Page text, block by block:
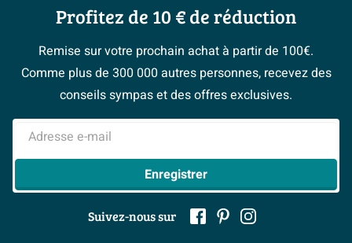
Garantie & réclamations
Politique d’avis
> Service client
Les bons tuyaux
Espace bricolage
> Espace Conseil
Moodboards
Magazine
#Mysawiday
> Inspiration salle de bains
Qui est Sawiday ?
Postes vacants
Espace Pro
BeCommerce
> Tout sur nos showrooms
Profitez de 10 € de réduction
Remise sur votre prochain achat à partir de 100€.
Comme plus de 300 000 autres personnes, recevez des
conseils sympas et des offres exclusives.
Adresse e-mail
Enregistrer
Suivez-nous sur